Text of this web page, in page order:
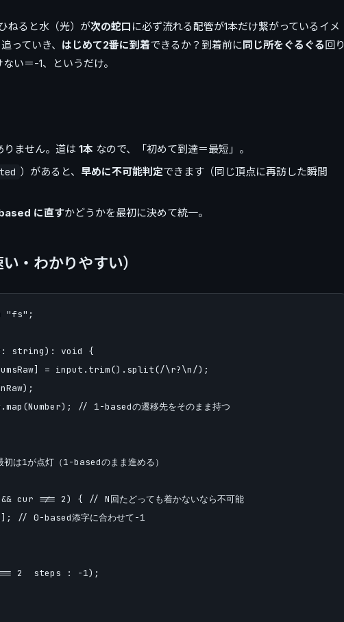
ねると水（光）が次の蛇口 に必ず流れる配管が1本だけ繋がっているイメ
っていき、 はじめて2番に到着できるか？到着前に同じ所をぐるぐる回り
い＝-1、というだけ。
りません。道は 1本 なので、「初めて到達＝最短」。
）があると、 早めに不可能判定できます（同じ頂点に再訪した瞬間
に直すかどうかを最初に決めて統一。
・わかりやすい）
"fs";
string): void {
= input.trim().split(/\r?\n/);
// 1-basedの遷移先をそのまま持つ
1が点灯（1-basedのまま進める）
cur !== 2) { // N回たどっても着かないなら不可能
// 0-based添字に合わせて-1
2  steps : -1);